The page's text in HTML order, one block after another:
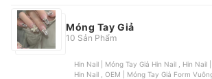
Móng Tay Giả
10 Sản Phẩm
Hin Nail | Móng Tay Giả Hin Nail , Hin Nail | Móng Tay Giả Đính Đá
Hin Nail , OEM | Móng Tay Giả Form